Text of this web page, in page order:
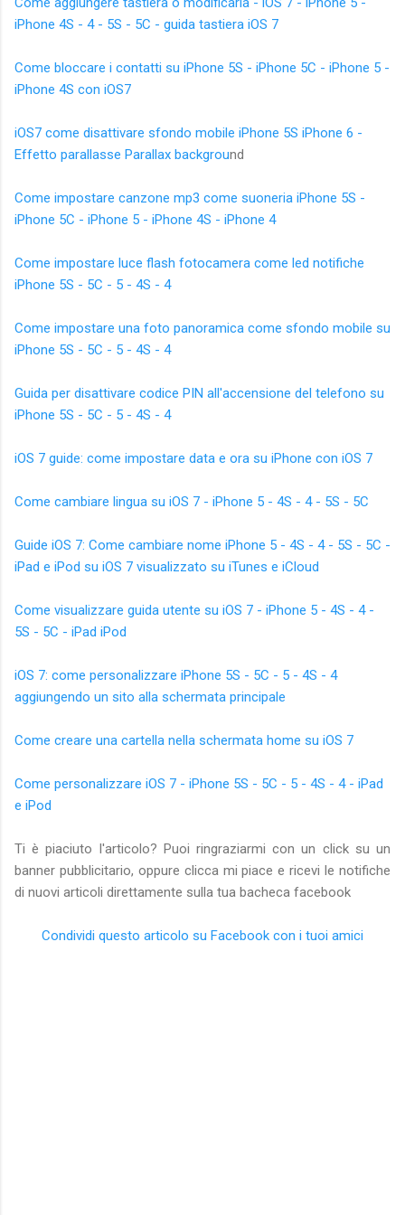
iPhone 4S - 4 - 5S - 5C - guida tastiera iOS 7
Come bloccare i contatti su iPhone 5S - iPhone 5C - iPhone 5 -
iPhone 4S con iOS7
iOS7 come disattivare sfondo mobile iPhone 5S iPhone 6 -
Effetto parallasse Parallax background
Come impostare canzone mp3 come suoneria iPhone 5S -
iPhone 5C - iPhone 5 - iPhone 4S - iPhone 4
Come impostare luce flash fotocamera come led notifiche
iPhone 5S - 5C - 5 - 4S - 4
Come impostare una foto panoramica come sfondo mobile su
iPhone 5S - 5C - 5 - 4S - 4
Guida per disattivare codice PIN all'accensione del telefono su
iPhone 5S - 5C - 5 - 4S - 4
iOS 7 guide: come impostare data e ora su iPhone con iOS 7
Come cambiare lingua su iOS 7 - iPhone 5 - 4S - 4 - 5S - 5C
Guide iOS 7: Come cambiare nome iPhone 5 - 4S - 4 - 5S - 5C -
iPad e iPod su iOS 7 visualizzato su iTunes e iCloud
Come visualizzare guida utente su iOS 7 - iPhone 5 - 4S - 4 -
5S - 5C - iPad iPod
iOS 7: come personalizzare iPhone 5S - 5C - 5 - 4S - 4
aggiungendo un sito alla schermata principale
Come creare una cartella nella schermata home su iOS 7
Come personalizzare iOS 7 - iPhone 5S - 5C - 5 - 4S - 4 - iPad
e iPod
Ti è piaciuto l'articolo? Puoi ringraziarmi con un click su un
banner pubblicitario, oppure clicca mi piace e ricevi le notifiche
di nuovi articoli direttamente sulla tua bacheca facebook
Condividi questo articolo su Facebook con i tuoi amici